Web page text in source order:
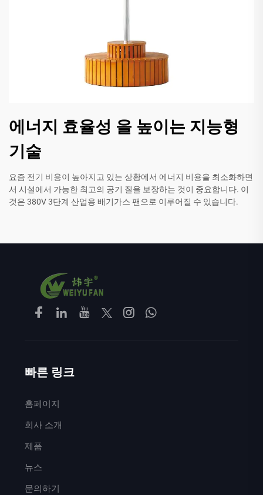
에너지 효율성 을 높이는 지능형
기술
요즘 전기 비용이 높아지고 있는 상황에서 에너지 비용을 최소화하면
서 시설에서 가능한 최고의 공기 질을 보장하는 것이 중요합니다. 이
것은 380V 3단계 산업용 배기가스 팬으로 이루어질 수 있습니다.
빠른 링크
홈페이지
회사 소개
제품
뉴스
문의하기